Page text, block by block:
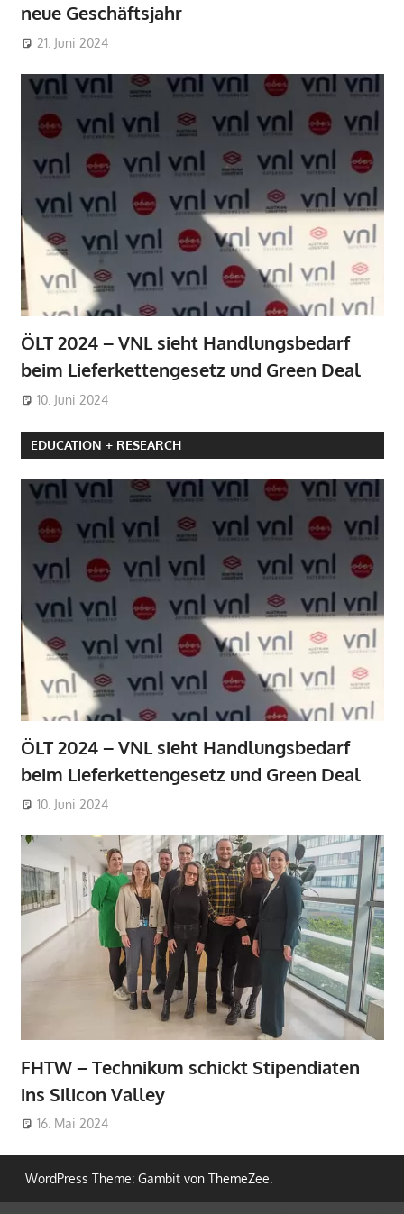
neue Geschäftsjahr
21. Juni 2024
ÖLT 2024 – VNL sieht Handlungsbedarf
beim Lieferkettengesetz und Green Deal
10. Juni 2024
EDUCATION + RESEARCH
ÖLT 2024 – VNL sieht Handlungsbedarf
beim Lieferkettengesetz und Green Deal
10. Juni 2024
FHTW – Technikum schickt Stipendiaten
ins Silicon Valley
16. Mai 2024
WordPress Theme: Gambit von ThemeZee.